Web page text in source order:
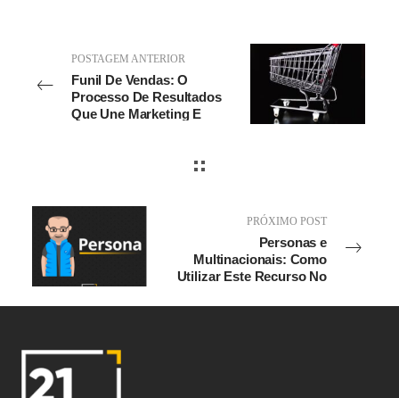
POSTAGEM ANTERIOR
Funil De Vendas: O
Processo De Resultados
Que Une Marketing E
PRÓXIMO POST
Personas e
Multinacionais: Como
Utilizar Este Recurso No
Multinacionais